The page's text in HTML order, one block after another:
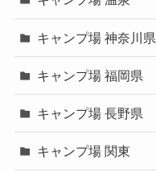
キャンプ場 神奈川県
キャンプ場 福岡県
キャンプ場 長野県
キャンプ場 関東